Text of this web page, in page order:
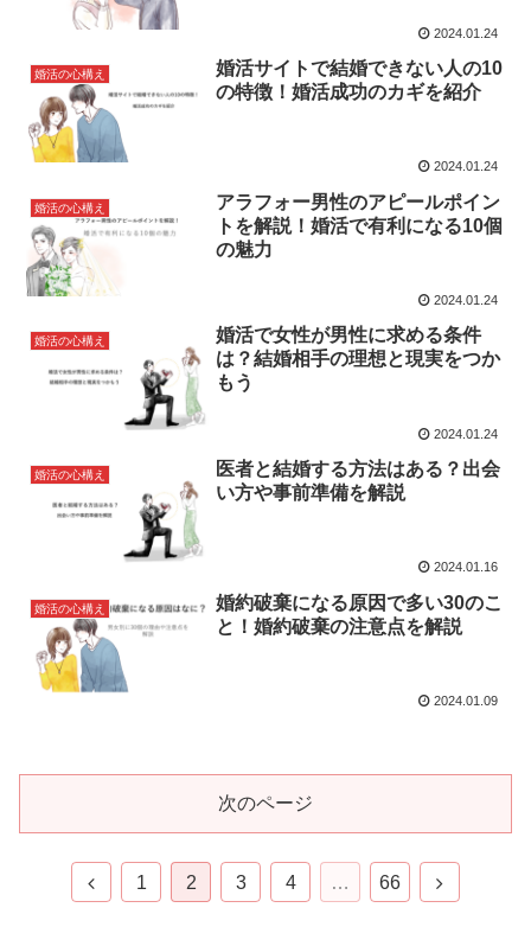
2024.01.24
婚活の心構え
婚活サイトで結婚できない人の10
の特徴！婚活成功のカギを紹介
2024.01.24
婚活の心構え
アラフォー男性のアピールポイン
トを解説！婚活で有利になる10個
の魅力
2024.01.24
婚活の心構え
婚活で女性が男性に求める条件
は？結婚相手の理想と現実をつか
もう
2024.01.24
婚活の心構え
医者と結婚する方法はある？出会
い方や事前準備を解説
2024.01.16
婚活の心構え
婚約破棄になる原因で多い30のこ
と！婚約破棄の注意点を解説
2024.01.09
次のページ
1 2 3 4 … 66